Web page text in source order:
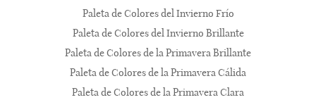
Paleta de Colores del Invierno Frío
Paleta de Colores del Invierno Brillante
Paleta de Colores de la Primavera Brillante
Paleta de Colores de la Primavera Cálida
Paleta de Colores de la Primavera Clara